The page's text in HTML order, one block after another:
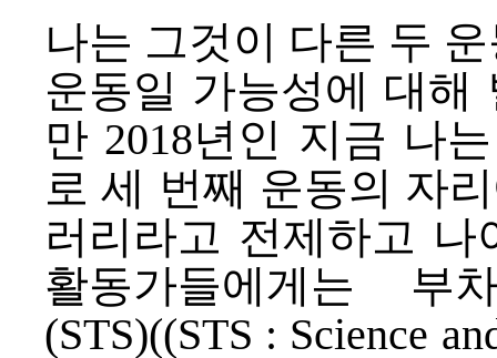
나는 그것이 다른 두
운동일 가능성에 대해
만 2018년인 지금 나
로 세 번째 운동의 자
러리라고 전제하고
활동가들에게는 부
(STS)((STS : Science